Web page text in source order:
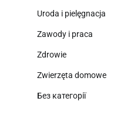
Uroda i pielęgnacja
Zawody i praca
Zdrowie
Zwierzęta domowe
Без категорії